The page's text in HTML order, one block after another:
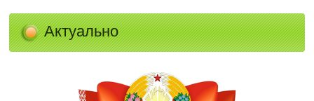
Актуально